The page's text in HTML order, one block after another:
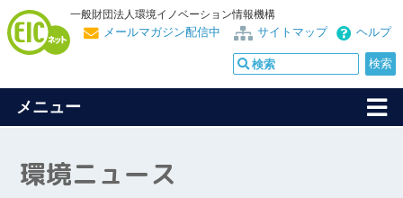
一般財団法人環境イノベーション情報機構
ヘルプ
サイトマップ
メールマガジン配信中
メニュー
環境ニュース